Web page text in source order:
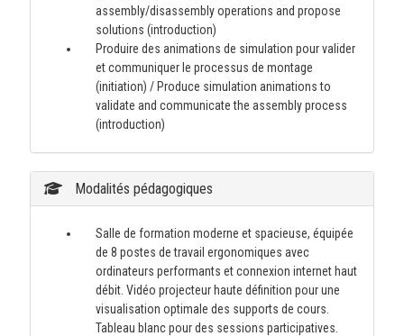
assembly/disassembly operations and propose
solutions (introduction)
Produire des animations de simulation pour valider
et communiquer le processus de montage
(initiation) / Produce simulation animations to
validate and communicate the assembly process
(introduction)
Modalités pédagogiques
Salle de formation moderne et spacieuse, équipée
de 8 postes de travail ergonomiques avec
ordinateurs performants et connexion internet haut
débit. Vidéo projecteur haute définition pour une
visualisation optimale des supports de cours.
Tableau blanc pour des sessions participatives.